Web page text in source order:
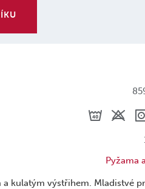
Pyžama
kulatým výstřihem. Mladistvé